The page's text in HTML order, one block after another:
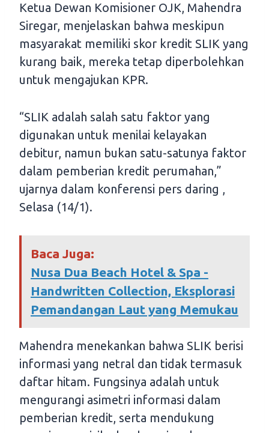
Ketua Dewan Komisioner OJK, Mahendra
Siregar, menjelaskan bahwa meskipun
masyarakat memiliki skor kredit SLIK yang
kurang baik, mereka tetap diperbolehkan
untuk mengajukan KPR.
“SLIK adalah salah satu faktor yang
digunakan untuk menilai kelayakan
debitur, namun bukan satu-satunya faktor
dalam pemberian kredit perumahan,”
ujarnya dalam konferensi pers daring ,
Selasa (14/1).
Baca Juga:
Nusa Dua Beach Hotel & Spa -
Handwritten Collection, Eksplorasi
Pemandangan Laut yang Memukau
Mahendra menekankan bahwa SLIK berisi
informasi yang netral dan tidak termasuk
daftar hitam. Fungsinya adalah untuk
mengurangi asimetri informasi dalam
pemberian kredit, serta mendukung